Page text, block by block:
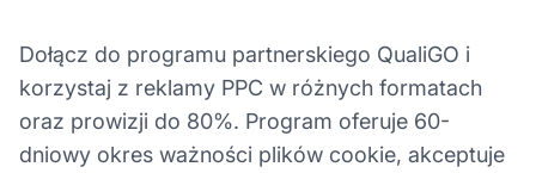
Dołącz do programu partnerskiego QualiGO i
korzystaj z reklamy PPC w różnych formatach
oraz prowizji do 80%. Program oferuje 60-
dniowy okres ważności plików cookie, akceptuje